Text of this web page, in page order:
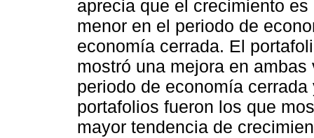
aprecia que el crecimiento
menor en el periodo de
economía cerrada. El
mostró una mejora en
periodo de economía
portafolios fueron los que
mayor tendencia de